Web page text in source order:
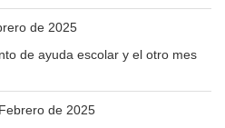
de 2025
de ayuda escolar y el otro mes
de 2025